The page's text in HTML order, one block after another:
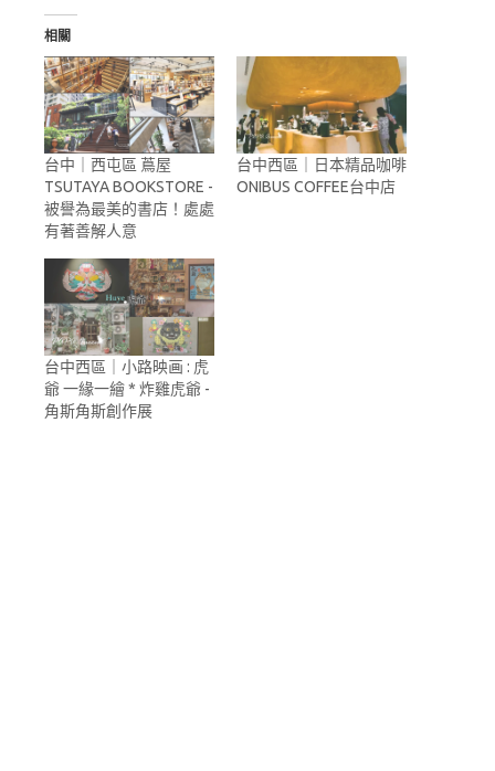
相關
台中｜西屯區 蔦屋
TSUTAYA BOOKSTORE -
被譽為最美的書店！處處
有著善解人意
台中西區｜日本精品咖啡
ONIBUS COFFEE台中店
台中西區｜小路映画 : 虎
爺 一緣一繪 * 炸雞虎爺 -
角斯角斯創作展